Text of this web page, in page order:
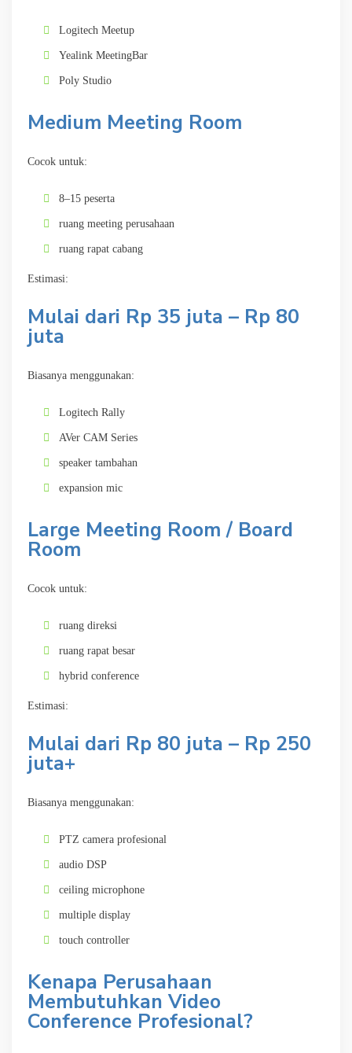
Logitech Meetup
Yealink MeetingBar
Poly Studio
Medium Meeting Room
Cocok untuk:
8–15 peserta
ruang meeting perusahaan
ruang rapat cabang
Estimasi:
Mulai dari Rp 35 juta – Rp 80
juta
Biasanya menggunakan:
Logitech Rally
AVer CAM Series
speaker tambahan
expansion mic
Large Meeting Room / Board
Room
Cocok untuk:
ruang direksi
ruang rapat besar
hybrid conference
Estimasi:
Mulai dari Rp 80 juta – Rp 250
juta+
Biasanya menggunakan:
PTZ camera profesional
audio DSP
ceiling microphone
multiple display
touch controller
Kenapa Perusahaan
Membutuhkan Video
Conference Profesional?